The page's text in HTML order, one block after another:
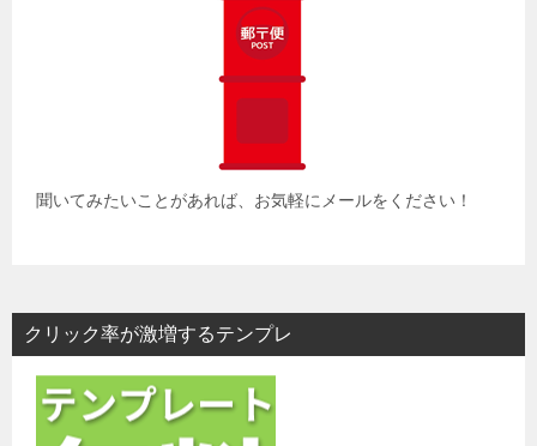
聞いてみたいことがあれば、お気軽にメールをください！
クリック率が激増するテンプレ